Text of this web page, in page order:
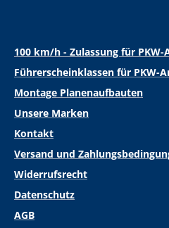
100 km/h - Zulassung für PKW-
Führerscheinklassen für PKW-
Montage Planenaufbauten
Unsere Marken
Kontakt
Versand und
Widerrufsrecht
Datenschutz
AGB